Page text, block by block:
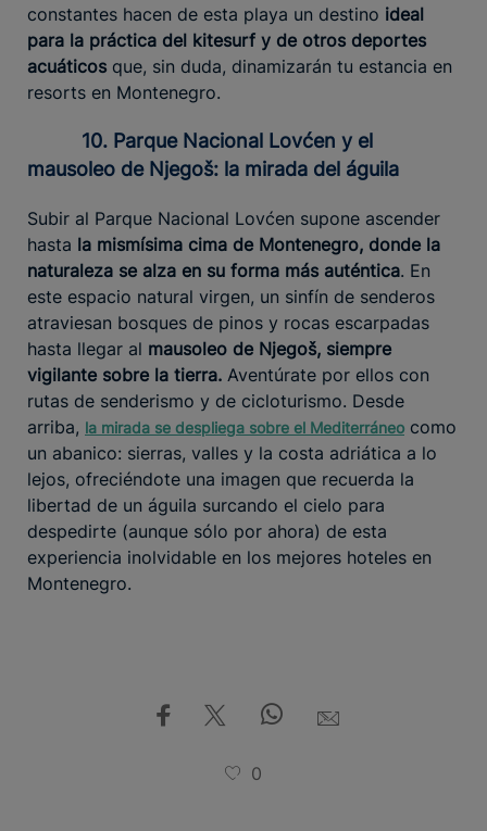
constantes hacen de esta playa un destino ideal
para la práctica del kitesurf y de otros deportes
acuáticos que, sin duda, dinamizarán tu estancia en
resorts en Montenegro.
10. Parque Nacional Lovćen y el
mausoleo de Njegoš: la mirada del águila
Subir al Parque Nacional Lovćen supone ascender
hasta la mismísima cima de Montenegro, donde la
naturaleza se alza en su forma más auténtica. En
este espacio natural virgen, un sinfín de senderos
atraviesan bosques de pinos y rocas escarpadas
hasta llegar al mausoleo de Njegoš, siempre
vigilante sobre la tierra. Aventúrate por ellos con
rutas de senderismo y de cicloturismo. Desde
arriba, la mirada se despliega sobre el Mediterráneo como
un abanico: sierras, valles y la costa adriática a lo
lejos, ofreciéndote una imagen que recuerda la
libertad de un águila surcando el cielo para
despedirte (aunque sólo por ahora) de esta
experiencia inolvidable en los mejores hoteles en
Montenegro.
0